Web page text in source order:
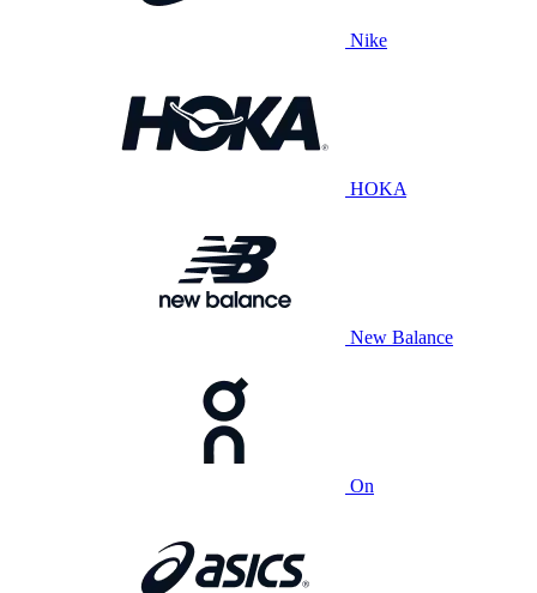
Nike
HOKA
New Balance
On